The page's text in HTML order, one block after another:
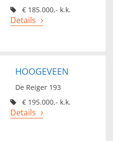
€ 185.000,- k.k.
Details
HOOGEVEEN
De Reiger 193
€ 195.000,- k.k.
Details